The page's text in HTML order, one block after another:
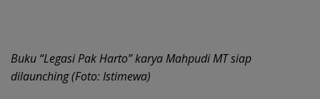
Buku “Legasi Pak Harto” karya Mahpudi MT siap
dilaunching (Foto: Istimewa)